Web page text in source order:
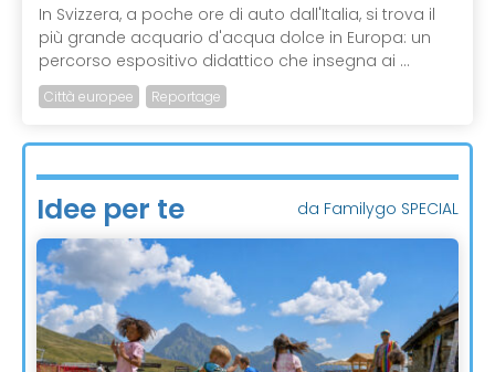
In Svizzera, a poche ore di auto dall'Italia, si trova il
più grande acquario d'acqua dolce in Europa: un
percorso espositivo didattico che insegna ai ...
Città europee Reportage
Idee per te da Familygo SPECIAL